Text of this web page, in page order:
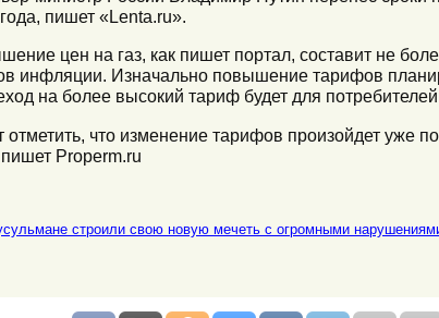
пишет «Lenta.ru».
цен на газ, как пишет портал, составит не
инфляции. Изначально повышение тарифов
на более высокий тариф будет для
отметить, что изменение тарифов произойдет уже
пишет Properm.ru
строили свою новую мечеть с огромными